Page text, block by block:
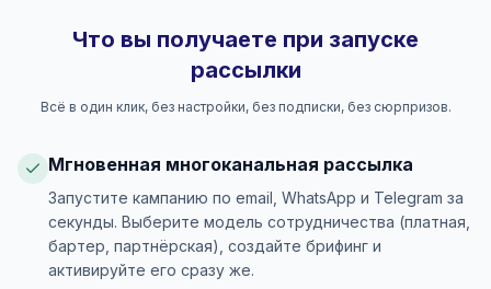
Что вы получаете при запуске
рассылки
Всё в один клик, без настройки, без подписки, без сюрпризов.
Мгновенная многоканальная рассылка
Запустите кампанию по email, WhatsApp и Telegram за
секунды. Выберите модель сотрудничества (платная,
бартер, партнёрская), создайте брифинг и
активируйте его сразу же.